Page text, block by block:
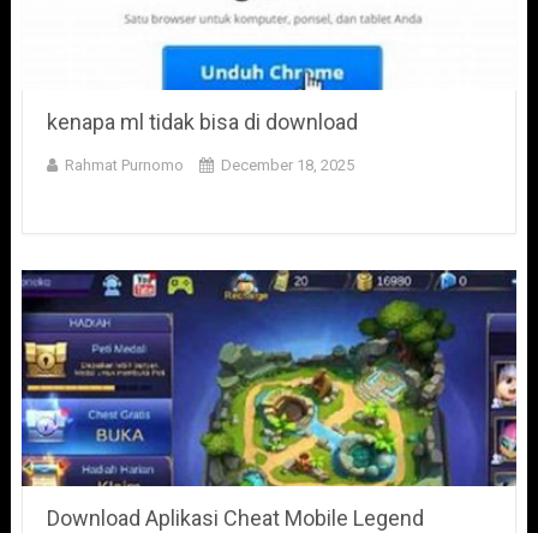
kenapa ml tidak bisa di download
Rahmat Purnomo December 18, 2025
Download Aplikasi Cheat Mobile Legend